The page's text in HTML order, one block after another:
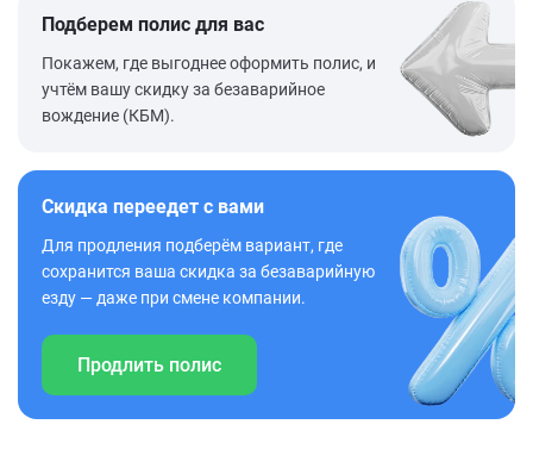
Подберем полис для вас
Покажем, где выгоднее оформить полис, и
учтём вашу скидку за безаварийное
вождение (КБМ).
Скидка переедет с вами
Для продления подберём вариант, где
сохранится ваша скидка за безаварийную
езду — даже при смене компании.
Продлить полис